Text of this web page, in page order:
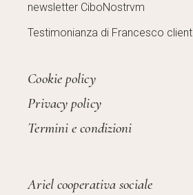
newsletter CiboNostrvm
Testimonianza di Francesco
Cookie policy
Privacy policy
Termini e condizioni
Ariel cooperativa sociale